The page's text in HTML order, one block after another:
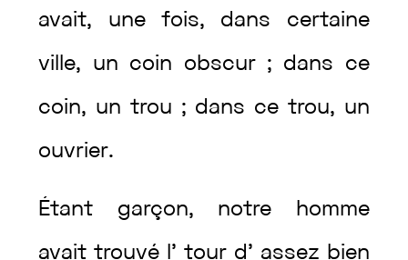
avait, unefois, dans certaine
ville, un coin obscur ; dans ce
coin, un trou ; dans ce trou, un
ouvrier.
Étant garçon, notre homme
avaittrouvé l’tour d’ assez bien